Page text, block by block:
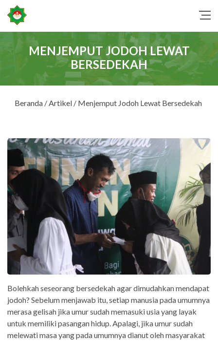
MENJEMPUT JODOH LEWAT
BERSEDEKAH
Beranda /Artikel / Menjemput Jodoh Lewat Bersedekah
Bolehkah seseorang bersedekah agar dimudahkan mendapat
jodoh? Sebelum menjawab itu, setiap manusia pada umumnya
merasa gelisah jika umur sudah memasuki usia yang layak
untuk memiliki pasangan hidup. Apalagi, jika umur sudah
melewati masa yang pada umumnya dianut oleh masyarakat